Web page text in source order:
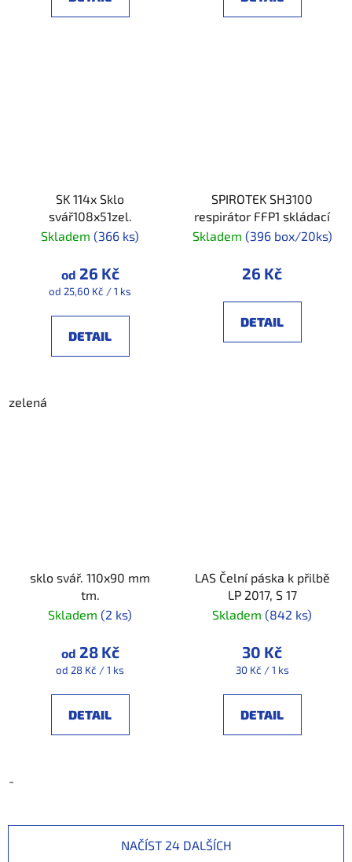
SK 114x Sklo
svář108x51zel.
Skladem (366 ks)
od 26 Kč
Měrná
od 25,60 Kč / 1 ks
DETAIL
zelená
SPIROTEK SH3100
respirátor FFP1 skládací
Skladem (396 box/20ks)
26 Kč
DETAIL
sklo svář. 110x90 mm
tm.
Skladem (2 ks)
od 28 Kč
Měrná
od 28 Kč / 1 ks
DETAIL
-
LAS Čelní páska k přilbě
LP 2017, S 17
Skladem (842 ks)
30 Kč
Měrná
30 Kč / 1 ks
DETAIL
NAČÍST 24 DALŠÍCH